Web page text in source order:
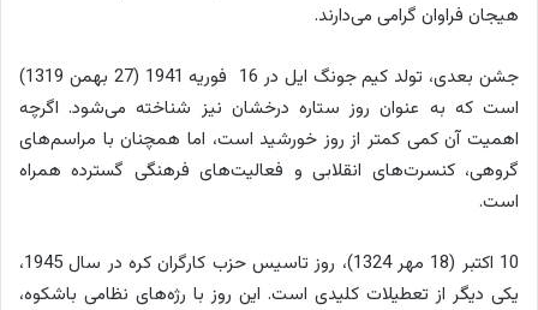
هیجان فراوان گرامی می‌دارند.
جشن بعدی، تولد کیم جونگ ایل در 16 فوریه 1941 (27 بهمن 1319)
است که به عنوان روز ستاره درخشان نیز شناخته می‌شود. اگرچه
اهمیت آن کمی کمتر از روز خورشید است، اما همچنان با مراسم‌های
گروهی، کنسرت‌های انقلابی و فعالیت‌های فرهنگی گسترده همراه
است.
10 اکتبر (18 مهر 1324)، روز تاسیس حزب کارگران کره در سال 1945،
یکی دیگر از تعطیلات کلیدی است. این روز با رژه‌های نظامی باشکوه،